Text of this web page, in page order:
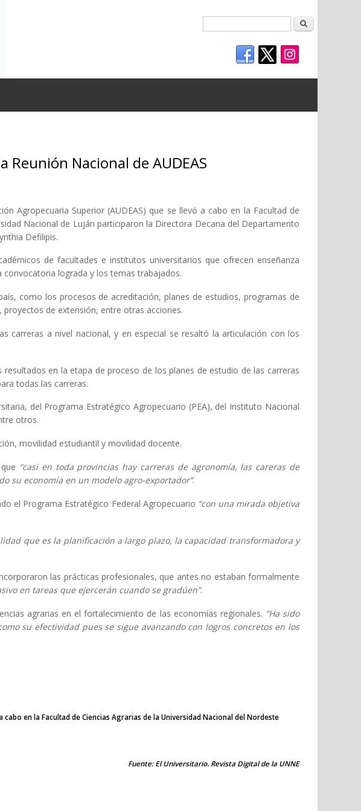
Nacional de AUDEAS
Agropecuaria Superior (AUDEAS) que se llevó a cabo en la Facultad de
Nacional de Luján participaron la Directora Decana del Departamento
Defilipis.
de facultades e institutos universitarios que ofrecen enseñanza
lograda y los temas trabajados.
como los procesos de acreditación, planes de estudios, programas de
de extensión, entre otras acciones.
carreras a nivel nacional, y en especial se resaltó la articulación con los
en la etapa de proceso de los planes de estudio de las carreras
todas las carreras.
del Programa Estratégico Agropecuario (PEA), del Instituto Nacional
otros.
movilidad estudiantil y movilidad docente.
“casi en toda provincias hay carreras de agronomía, las careras de
su economía en un modelo agro-exportador”.
el Programa Estratégico Federal Agropecuario “con una mirada objetiva
que es la planificación a largo plazo, la capacidad transformadora y
las prácticas profesionales, que antes no estaban formalmente
en tareas que ejercerán cuando se gradúen”.
agrarias en el fortalecimiento de las economías regionales. “Ha sido
su efectividad pues se sigue avanzando con logros concretos en los
en la Facultad de Ciencias Agrarias de la Universidad Nacional del Nordeste
Fuente: El Universitario. Revista Digital de la UNNE